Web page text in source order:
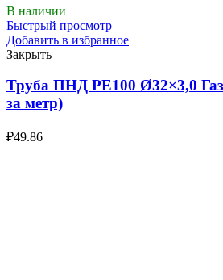
В наличии
Быстрый просмотр
Добавить в избранное
Закрыть
Труба ПНД РЕ100 Ø32×3,0
за метр)
₽49.86